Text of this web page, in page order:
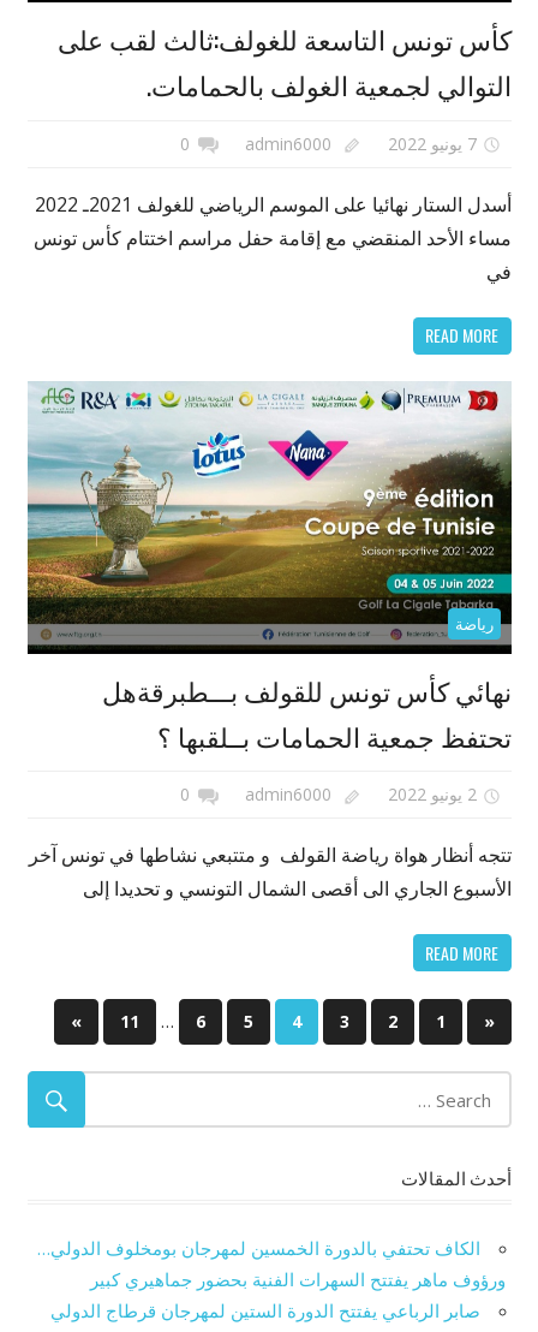
كأس تونس التاسعة للغولف:ثالث لقب على
التوالي لجمعية الغولف بالحمامات.
7 يونيو 2022 admin6000
0
أسدل الستار نهائيا على الموسم الرياضي للغولف 2021ـ 2022
مساء الأحد المنقضي مع إقامة حفل مراسم اختتام كأس تونس
في
READ MORE
رياضة
نهائي كأس تونس للقولف بـــطبرقةهل
تحتفظ جمعية الحمامات بــلقبها ؟
2 يونيو 2022 admin6000
0
تتجه أنظار هواة رياضة القولف و متتبعي نشاطها في تونس آخر
الأسبوع الجاري الى أقصى الشمال التونسي و تحديدا إلى
READ MORE
تصفّح
المقالات
«
Previous
Posts
1
2
3
4
5
6
…
11
Next
Posts
»
أحدث المقالات
الكاف تحتفي بالدورة الخمسين لمهرجان بومخلوف الدولي…
ورؤوف ماهر يفتتح السهرات الفنية بحضور جماهيري كبير
صابر الرباعي يفتتح الدورة الستين لمهرجان قرطاج الدولي